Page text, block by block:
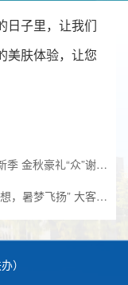
日子里，让我们
美肤体验，让您
季 金秋豪礼“众”谢师
，暑梦飞扬” 大客户
）